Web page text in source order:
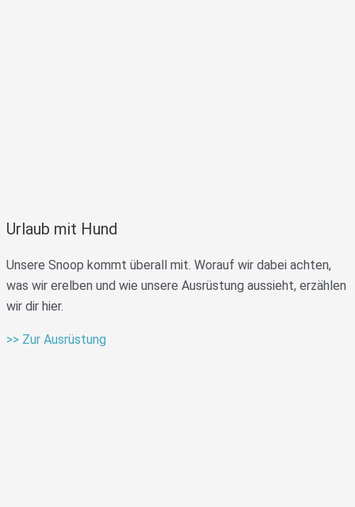
Urlaub mit Hund
Unsere Snoop kommt überall mit. Worauf wir dabei achten,
was wir erelben und wie unsere Ausrüstung aussieht, erzählen
wir dir hier.
>> Zur Ausrüstung